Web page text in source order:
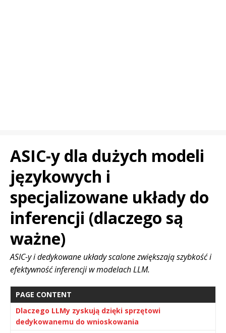
ASIC-y dla dużych modeli
językowych i
specjalizowane układy do
inferencji (dlaczego są
ważne)
ASIC-y i dedykowane układy scalone zwiększają szybkość i
efektywność inferencji w modelach LLM.
PAGE CONTENT
Dlaczego LLMy zyskują dzięki sprzętowi
dedykowanemu do wnioskowania